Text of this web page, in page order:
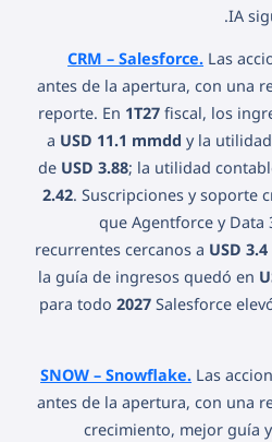
IA
CRM – Salesforce. Las
antes de la apertura, con una
reporte. En 1T27 fiscal, los
a USD 11.1 mmdd y la
de USD 3.88; la utilidad
2.42. Suscripciones y soporte
que Agentforce y Data
recurrentes cercanos a USD
la guía de ingresos quedó en
para todo2027 Salesforce
SNOW – Snowflake. Las
antes de la apertura, con una
crecimiento, mejor guía